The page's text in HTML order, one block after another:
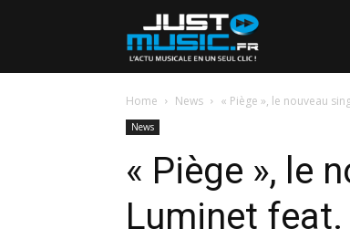
Home News « Piège », le nouveau
News
« Piège », le
Luminet feat.